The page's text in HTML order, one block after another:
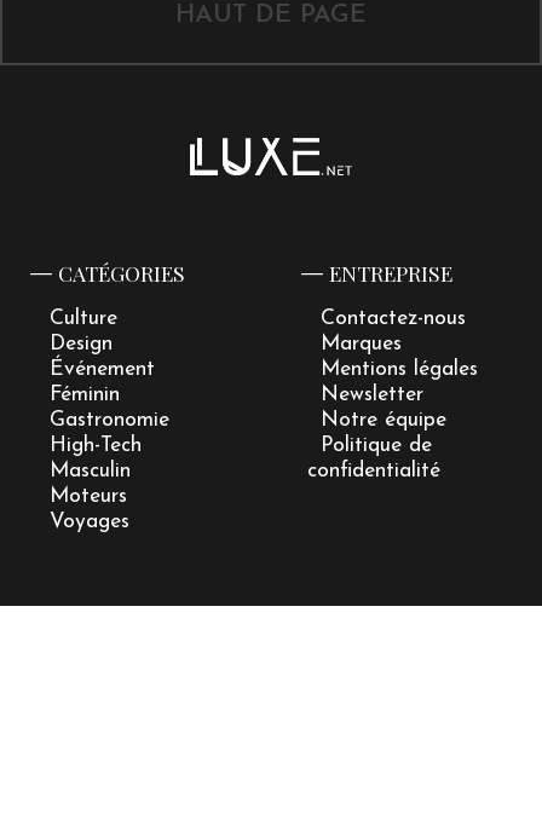
HAUT DE PAGE
CATÉGORIES
Culture
Design
Événement
Féminin
Gastronomie
High-Tech
Masculin
Moteurs
Voyages
ENTREPRISE
Contactez-nous
Marques
Mentions légales
Newsletter
Notre équipe
Politique de
confidentialité